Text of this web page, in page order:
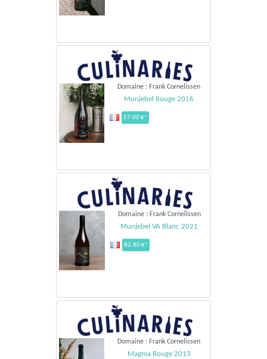
Domaine : Frank Cornelissen
Munjebel Rouge 2016
57.00 €*
Domaine : Frank Cornelissen
Munjebel VA Blanc 2021
82.80 €*
Domaine : Frank Cornelissen
Magma Rouge 2013